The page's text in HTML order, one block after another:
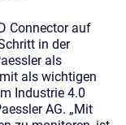
Connector auf
in der
als
als wichtigen
Industrie 4.0
AG. „Mit